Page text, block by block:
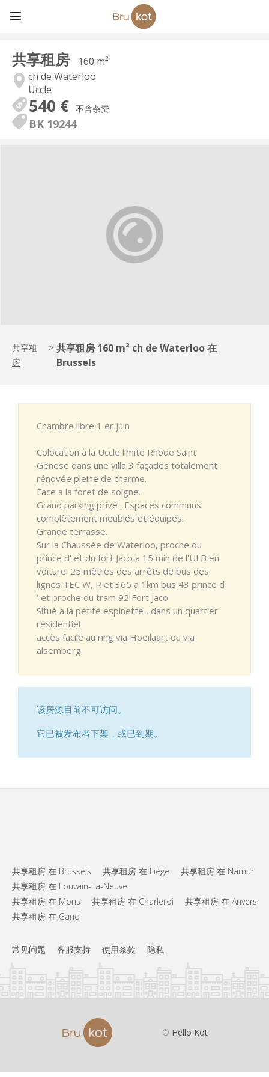
共享租房
160 m²
ch de Waterloo
Uccle
540 € 不含杂费
BK 19244
共享租
房
> 共享租房 160 m² ch de Waterloo 在
Brussels
Chambre libre 1 er juin
Colocation à la Uccle limite Rhode Saint
Genese dans une villa 3 façades totalement
rénovée pleine de charme.
Face a la foret de soigne.
Grand parking privé . Espaces communs
complètement meublés et équipés.
Grande terrasse.
Sur la Chaussée de Waterloo, proche du
prince d' et du fort Jaco a 15 min de l'ULB en
voiture. 25 mètres des arrêts de bus des
lignes TEC W, R et 365 a 1km bus 43 prince d
‘ et proche du tram 92 Fort Jaco
Situé a la petite espinette , dans un quartier
résidentiel
accès facile au ring via Hoeilaart ou via
alsemberg
该房源目前不可访问。
它已被发布者下架，或已到期。
共享租房 在 Brussels 共享租房 在 Liege
共享租房 在 Namur
共享租房 在 Louvain-La-Neuve
共享租房 在 Mons
共享租房 在 Charleroi
共享租房 在 Anvers
共享租房 在 Gand
常见问题 客服支持 使用条款 隐私
© Hello Kot